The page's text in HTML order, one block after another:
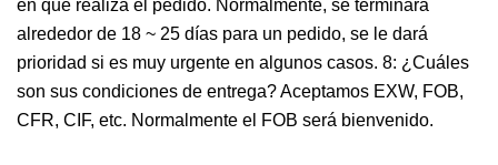
en que realiza el pedido. Normalmente, se terminará
alrededor de 18 ~ 25 días para un pedido, se le dará
prioridad si es muy urgente en algunos casos. 8: ¿Cuáles
son sus condiciones de entrega? Aceptamos EXW, FOB,
CFR, CIF, etc. Normalmente el FOB será bienvenido.